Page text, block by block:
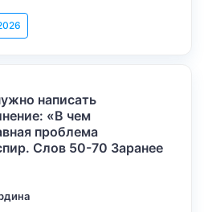
написать
«В чем
проблема
Слов 50-70 Заранее